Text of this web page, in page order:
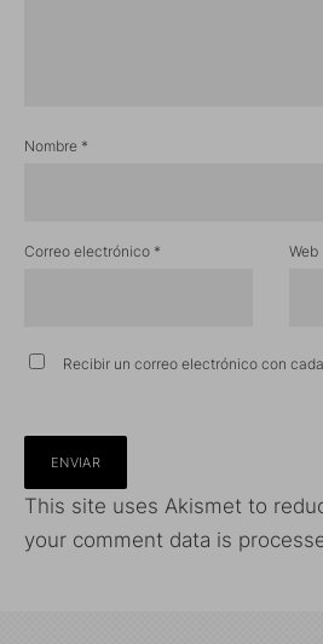
Nombre *
Correo electrónico * Web
Recibir un correo electrónico con
This site uses Akismet to
your comment data is